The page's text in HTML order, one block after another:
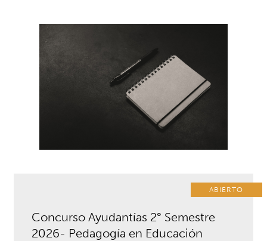
Concurso Ayudantías 2° Semestre
2026- Pedagogía en Educación
ABIERTO